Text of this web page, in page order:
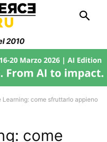
2010
Learning: come sfruttarlo appieno
come